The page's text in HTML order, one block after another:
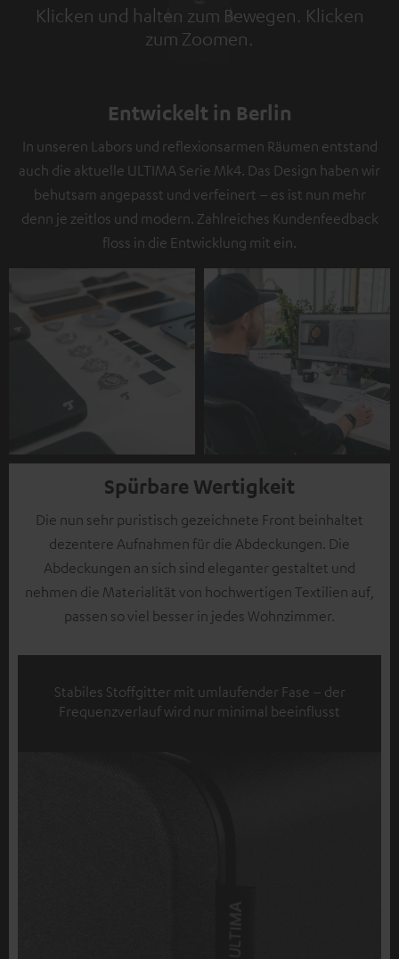
Klicken und halten zum Bewegen. Klicken
zum Zoomen.
Tap to zoom
Entwickelt in Berlin
In unseren Labors und reflexionsarmen Räumen entstand
auch die aktuelle ULTIMA Serie Mk4. Das Design haben wir
behutsam angepasst und verfeinert – es ist nun mehr
denn je zeitlos und modern. Zahlreiches Kundenfeedback
floss in die Entwicklung mit ein.
Spürbare Wertigkeit
Die nun sehr puristisch gezeichnete Front beinhaltet
dezentere Aufnahmen für die Abdeckungen. Die
Abdeckungen an sich sind eleganter gestaltet und
nehmen die Materialität von hochwertigen Textilien auf,
passen so viel besser in jedes Wohnzimmer.
Stabiles Stoffgitter mit umlaufender Fase – der
Frequenzverlauf wird nur minimal beeinflusst